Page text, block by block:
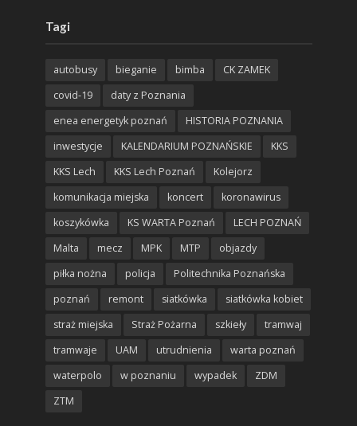
Tagi
autobusy bieganie bimba
CK ZAMEK
covid-19
daty z Poznania
enea energetyk poznań
HISTORIA POZNANIA
inwestycje
KALENDARIUM POZNAŃSKIE
KKS
KKS Lech
KKS Lech Poznań
Kolejorz
komunikacja miejska
koncert
koronawirus
koszykówka
KS WARTA Poznań
LECH POZNAŃ
Malta
mecz MPK MTP
objazdy
piłka nożna
policja
Politechnika Poznańska
poznań
remont siatkówka
siatkówka kobiet
straż miejska
Straż Pożarna szkieły
tramwaj
tramwaje
UAM utrudnienia
warta poznań
waterpolo
w poznaniu wypadek
ZDM
ZTM